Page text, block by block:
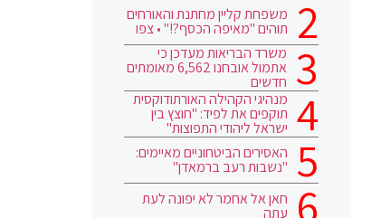
משפחת קליין מחתנת והאורחים
תוהים "מאיפה הכסף?!" • צפו
משרד הבריאות מעדכן כי
אתמול אובחנו 6,562 מאומתים
חדשים
מנהיגי הקהילה האורתודוקסית
תוקפים את לפיד: "חוצץ בין
ישראל ליהודי התפוצות"
האסירים הביטחוניים מאיימים:
"נשבות רעב ברמאדן"
חאן אל אחמר לא יפונה לעת
עתה